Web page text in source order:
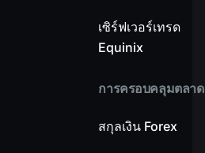
เซิร์ฟเวอร์เทรด
Equinix
การครอบคลุมตลาด
สกุลเงิน Forex